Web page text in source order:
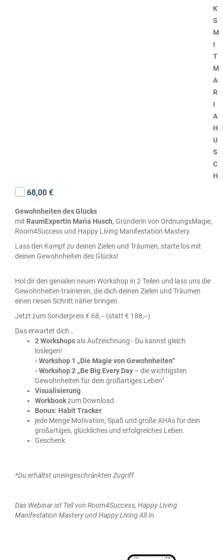
K
S
M
I
T
M
A
R
I
A
H
U
S
C
H
68,00 €
Gewohnheiten des Glücks
mit RaumExpertin Maria Husch, Gründerin von OrdnungsMagie,
Room4Success und Happy Living Manifestation Mastery.
Lass den Kampf zu deinen Zielen und Träumen, starte los mit
deinen Gewohnheiten des Glücks!
Hol dir den genialen neuen Workshop in 2 Teilen und lass uns die
Gewohnheiten trainieren, die dich deinen Zielen und Träumen
einen riesen Schritt näher bringen.
Jetzt zum Sonderpreis € 68,-- (statt € 188,--)
Das erwartet dich…
2 Workshopsals Aufzeichnung - Du kannst gleich
loslegen!
- Workshop 1 „Die Magie von Gewohnheiten“
- Workshop 2 „Be Big Every Day – die wichtigsten
Gewohnheiten für dein großartiges Leben“
Visualisierung
Workbookzum Download
Bonus: Habit Tracker
jede Menge Motivation, Spaß und große AHAs für dein
großartiges, glückliches und erfolgreiches Leben.
Geschenk
*Du erhältst uneingeschränkten Zugriff
Das Webinar ist Teil von Room4Success, Happy Living
Manifestation Mastery und Happy Living All In.